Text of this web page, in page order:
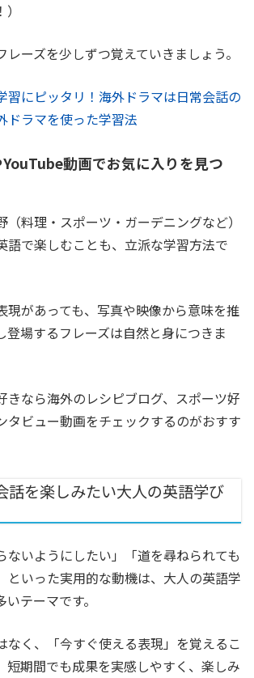
ーズを少しずつ覚えていきましょう。
習にピッタリ！海外ドラマは日常会話の
ドラマを使った学習法
動画でお気に入りを見つ
（料理・スポーツ・ガーデニングなど）
語で楽しむことも、立派な学習方法で
現があっても、写真や映像から意味を推
登場するフレーズは自然と身につきま
きなら海外のレシピブログ、スポーツ好
タビュー動画をチェックするのがおすす
話を楽しみたい大人の英語学び
ないようにしたい」「道を尋ねられても
といった実用的な動機は、大人の英語学
テーマです。
なく、「今すぐ使える表現」を覚えるこ
短期間でも成果を実感しやすく、楽しみ